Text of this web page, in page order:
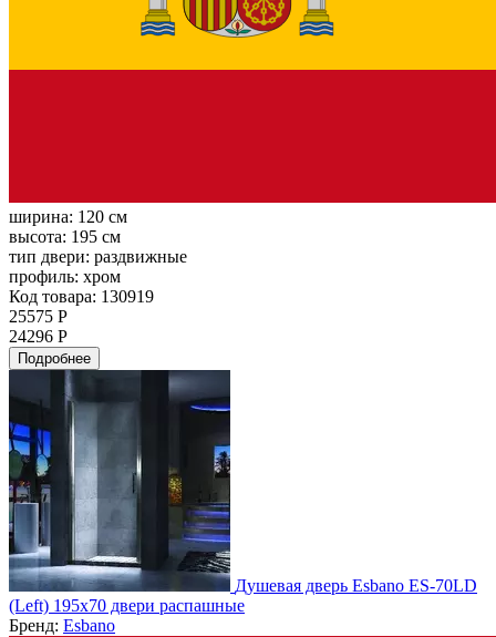
ширина: 120 см
высота: 195 см
тип двери: раздвижные
профиль: хром
Код товара: 130919
25575 Р
24296 Р
Подробнее
Душевая дверь Esbano ES-70LD
(Left) 195х70 двери распашные
Бренд: Esbano